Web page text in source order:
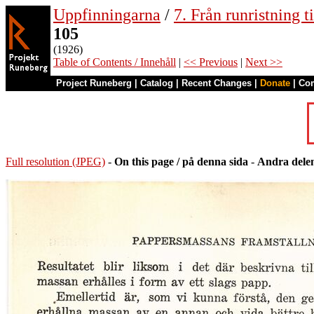
Uppfinningarna / 7. Från runristning
105
(1926)
Table of Contents / Innehåll | << Previous | Next >>
Project Runeberg Catalog Recent Changes Donate
Full resolution (JPEG) - On this page / på denna sida - Andra